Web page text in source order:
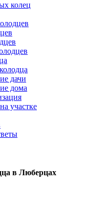
колец
дачи
дома
участке
в Люберцах